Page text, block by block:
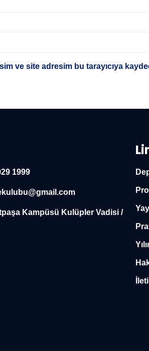
ve site adresim bu tarayıcıya
1999
Kampüsü Kulüpler Vadisi /